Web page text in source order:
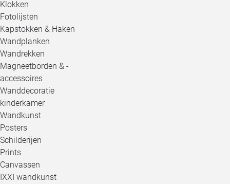
Klokken
Fotolijsten
Kapstokken & Haken
Wandplanken
Wandrekken
Magneetborden & -
accessoires
Wanddecoratie
kinderkamer
Wandkunst
Posters
Schilderijen
Prints
Canvassen
IXXI wandkunst